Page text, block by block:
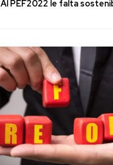
Al PEF2022 le falta